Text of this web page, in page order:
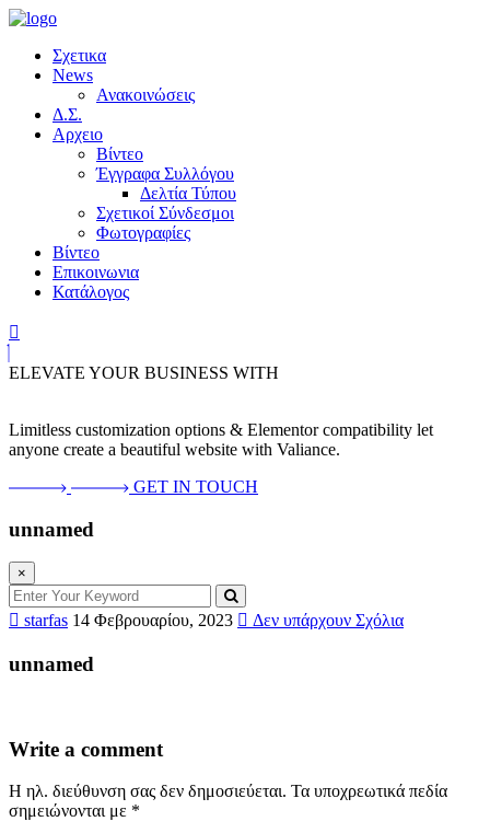
Σχετικα
News
Ανακοινώσεις
Δ.Σ.
Αρχειο
Βίντεο
Έγγραφα Συλλόγου
Δελτία Τύπου
Σχετικοί Σύνδεσμοι
Φωτογραφίες
Βίντεο
Επικοινωνια
Κατάλογος
ELEVATE YOUR BUSINESS WITH
Limitless customization options & Elementor compatibility let
anyone create a beautiful website with Valiance.
GET IN TOUCH
unnamed
×
starfas 14 Φεβρουαρίου, 2023 Δεν υπάρχουν Σχόλια
unnamed
Write a comment
Η ηλ. διεύθυνση σας δεν δημοσιεύεται. Τα υποχρεωτικά πεδία
σημειώνονται με *